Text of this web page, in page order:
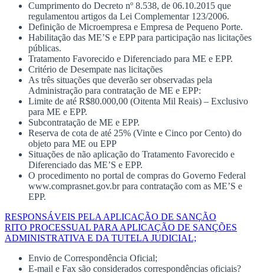
Cumprimento do Decreto nº 8.538, de 06.10.2015 que
regulamentou artigos da Lei Complementar 123/2006.
Definição de Microempresa e Empresa de Pequeno Porte.
Habilitação das ME’S e EPP para participação nas licitações
públicas.
Tratamento Favorecido e Diferenciado para ME e EPP.
Critério de Desempate nas licitações
As três situações que deverão ser observadas pela
Administração para contratação de ME e EPP:
Limite de até R$80.000,00 (Oitenta Mil Reais) – Exclusivo
para ME e EPP.
Subcontratação de ME e EPP.
Reserva de cota de até 25% (Vinte e Cinco por Cento) do
objeto para ME ou EPP
Situações de não aplicação do Tratamento Favorecido e
Diferenciado das ME’S e EPP.
O procedimento no portal de compras do Governo Federal
www.comprasnet.gov.br para contratação com as ME’S e
EPP.
RESPONSÁVEIS PELA APLICAÇÃO DE SANÇÃO
RITO PROCESSUAL PARA APLICAÇÃO DE SANÇÕES
ADMINISTRATIVA E DA TUTELA JUDICIAL;
Envio de Correspondência Oficial;
E-mail e Fax são considerados correspondências oficiais?